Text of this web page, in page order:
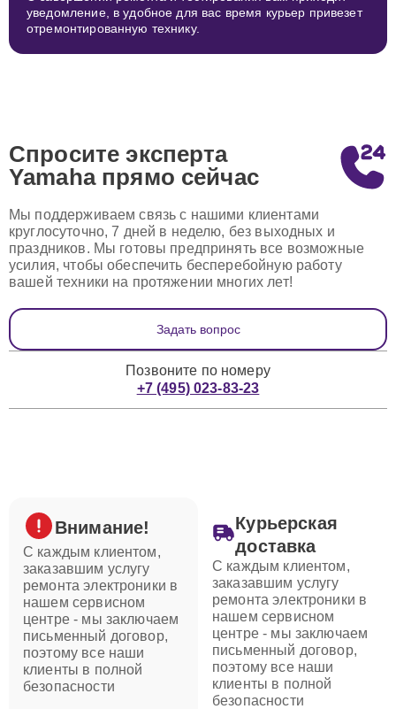
уведомление, в удобное для вас время курьер привезет
отремонтированную технику.
Спросите эксперта
Yamaha прямо сейчас
Мы поддерживаем связь с нашими клиентами
круглосуточно, 7 дней в неделю, без выходных и
праздников. Мы готовы предпринять все возможные
усилия, чтобы обеспечить бесперебойную работу
вашей техники на протяжении многих лет!
Задать вопрос
Позвоните по номеру
+7 (495) 023-83-23
Внимание!
С каждым клиентом,
заказавшим услугу
ремонта электроники в
нашем сервисном
центре - мы заключаем
письменный договор,
поэтому все наши
клиенты в полной
безопасности
Курьерская
доставка
С каждым клиентом,
заказавшим услугу
ремонта электроники в
нашем сервисном
центре - мы заключаем
письменный договор,
поэтому все наши
клиенты в полной
безопасности